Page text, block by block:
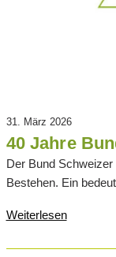
31. März 2026
40 Jahre
Der Bund
Bestehen. Ein
Weiterlesen